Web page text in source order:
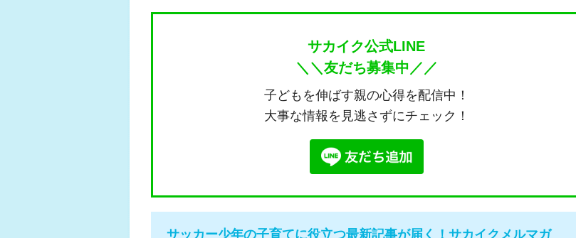
サカイク公式LINE
＼＼友だち募集中／／
子どもを伸ばす親の心得を配信中！
大事な情報を見逃さずにチェック！
サッカー少年の子育てに役立つ最新記事が届く！サカイクメルマガ